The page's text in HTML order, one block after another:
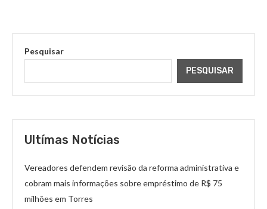
Pesquisar
PESQUISAR
Ultímas Notícias
Vereadores defendem revisão da reforma administrativa e
cobram mais informações sobre empréstimo de R$ 75
milhões em Torres